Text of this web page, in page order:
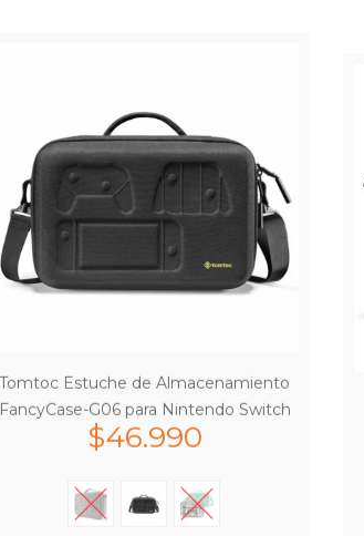
FancyCase-G06 para Nintendo Switch
$46.990